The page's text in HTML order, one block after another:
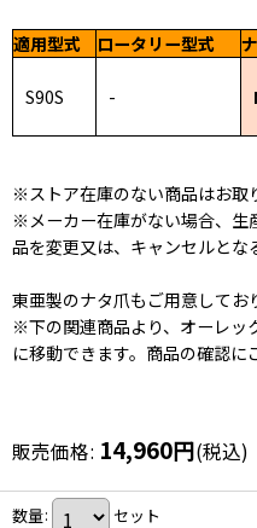
適用型式 ロータリー型式
S90S -
※ストア在庫のない商品はお取
※メーカー在庫がない場合、生
品を変更又は、キャンセルとな
東亜製のナタ爪もご用意してお
※下の関連商品より、オーレッ
に移動できます。商品の確認に
販売価格: 14,960円(税込)
数量: セット